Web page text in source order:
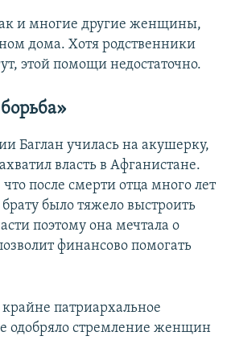
и многие другие женщины,
дома. Хотя родственники
этой помощи недостаточно.
Баглан училась на акушерку,
власть в Афганистане.
после смерти отца много лет
было тяжело выстроить
поэтому она мечтала о
финансово помогать
патриархальное
одобряло стремление женщин